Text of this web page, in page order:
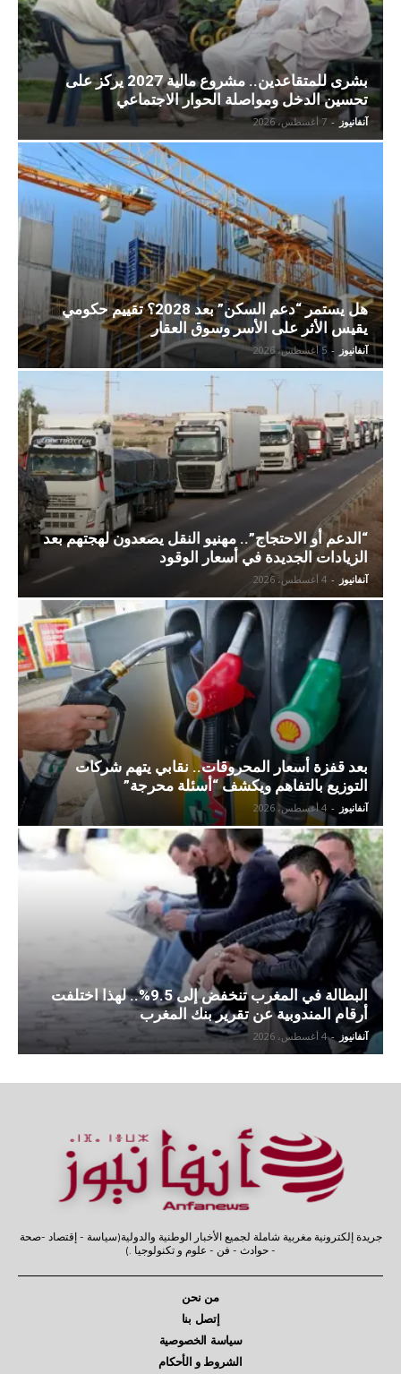
بشرى للمتقاعدين.. مشروع مالية 2027 يركز على
تحسين الدخل ومواصلة الحوار الاجتماعي
آنفانيوز - 7 أغسطس، 2026
هل يستمر “دعم السكن” بعد 2028؟ تقييم حكومي
يقيس الأثر على الأسر وسوق العقار
آنفانيوز - 5 أغسطس، 2026
“الدعم أو الاحتجاج”.. مهنيو النقل يصعدون لهجتهم بعد
الزيادات الجديدة في أسعار الوقود
آنفانيوز - 4 أغسطس، 2026
بعد قفزة أسعار المحروقات.. نقابي يتهم شركات
التوزيع بالتفاهم ويكشف “أسئلة محرجة”
آنفانيوز - 4 أغسطس، 2026
البطالة في المغرب تنخفض إلى 9.5%.. لهذا اختلفت
أرقام المندوبية عن تقرير بنك المغرب
آنفانيوز - 4 أغسطس، 2026
جريدة إلكترونية مغربية شاملة لجميع الأخبار الوطنية والدولية(سياسة - إقتصاد -صحة
- حوادث - فن - علوم و تكنولوجيا .)
من نحن
إتصل بنا
سياسة الخصوصية
الشروط و الأحكام